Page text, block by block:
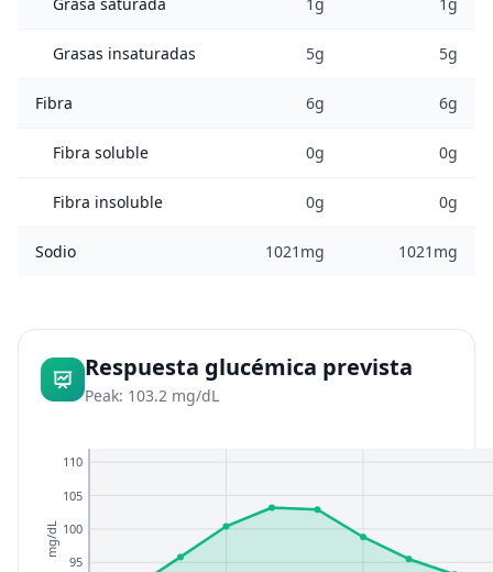
Grasas insaturadas 5g 5g
Fibra 6g 6g
Fibra soluble 0g 0g
Fibra insoluble 0g 0g
Sodio 1021mg 1021mg
Respuesta glucémica prevista
Peak: 103.2 mg/dL
95
100
105
110
mg/dL